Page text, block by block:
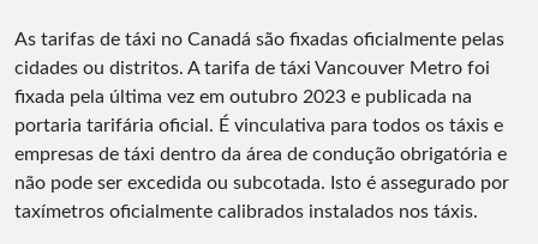
As tarifas de táxi no Canadá são fixadas oficialmente pelas
cidades ou distritos. A tarifa de táxi Vancouver Metro foi
fixada pela última vez em outubro 2023 e publicada na
portaria tarifária oficial. É vinculativa para todos os táxis e
empresas de táxi dentro da área de condução obrigatória e
não pode ser excedida ou subcotada. Isto é assegurado por
taxímetros oficialmente calibrados instalados nos táxis.